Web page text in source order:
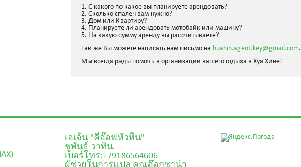
1. С какого по какое вы планируете арендовать?
2. Сколько спален вам нужно?
3. Дом или Квартиру?
4. Планируете ли арендовать мотобайк или машину?
5. На какую сумму аренду вы рассчитываете?
Так же Вы можете написать нам письмо на huahin.agent.key@gmail.com.
Мы всегда рады помочь в организации вашего отдыха в Хуа Хине!
เอเจ้น "คีอ๊อฟหัวหิน"
ชูพันธุ์ วาทิน.
เบอร์โทร:+79186564606